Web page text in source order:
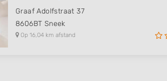
Graaf Adolfstraat 37
8606BT Sneek
Op 16,04 km afstand